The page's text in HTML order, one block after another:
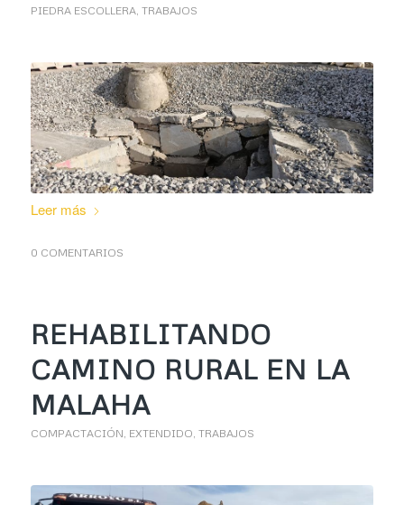
PIEDRA ESCOLLERA, TRABAJOS
Leer más
0 COMENTARIOS
REHABILITANDO
CAMINO RURAL EN LA
MALAHA
COMPACTACIÓN, EXTENDIDO, TRABAJOS